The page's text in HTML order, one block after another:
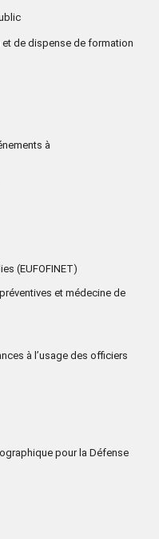
de dispense de formation
à
(EUFOFINET)
et médecine de
à l’usage des officiers
pour la Défense